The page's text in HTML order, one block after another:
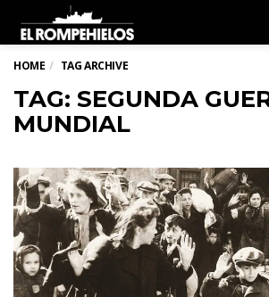
HOME TAG ARCHIVE
TAG: SEGUNDA
MUNDIAL